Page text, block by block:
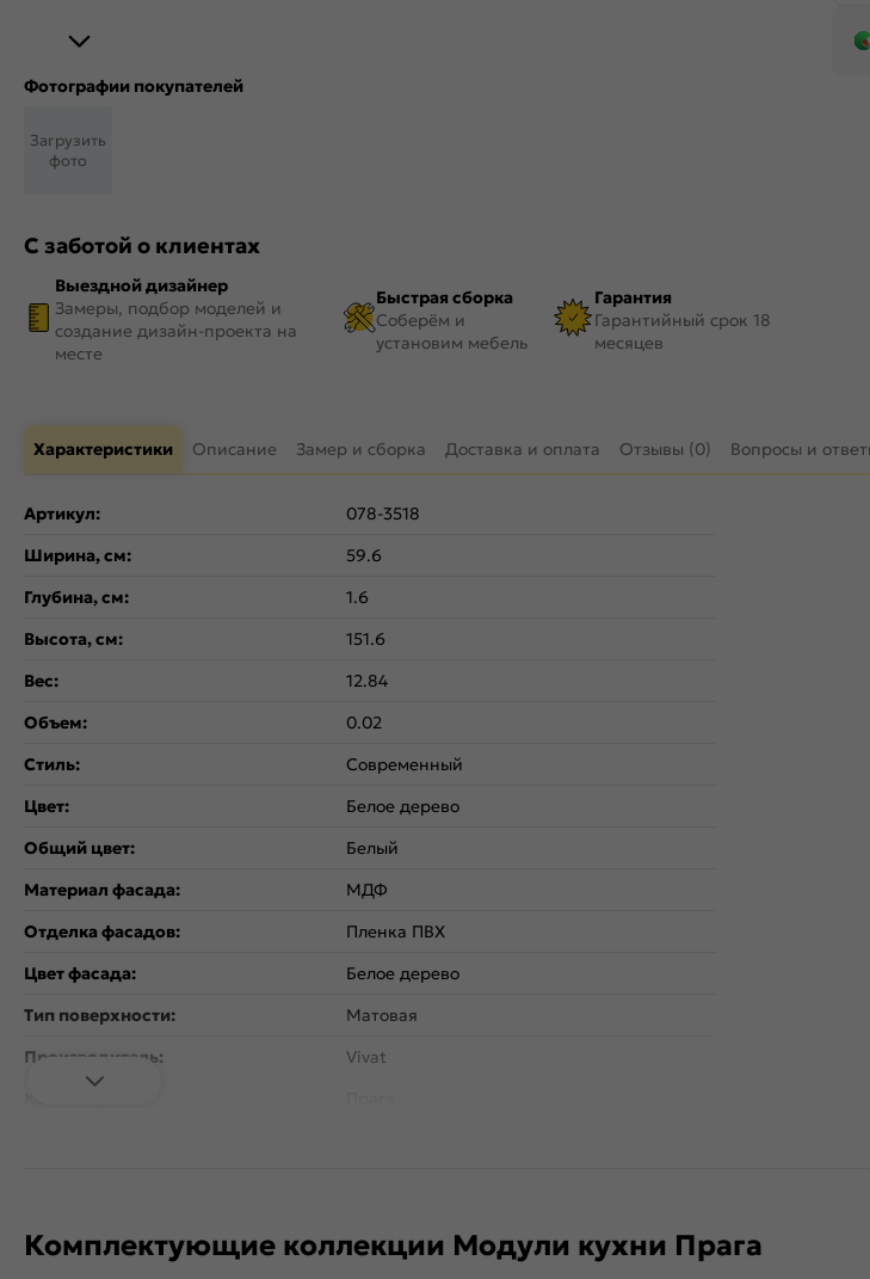
Фотографии покупателей
Загрузить
фото
С заботой о клиентах
Выездной дизайнер
Замеры, подбор моделей и
создание дизайн-проекта на
месте
Быстрая сборка
Соберём и
установим мебель
Гарантия
Гарантийный срок 18
месяцев
Характеристики Описание Замер и сборка Доставка и оплата Отзывы (0) Вопросы и
Артикул:
078-3518
Ширина, см:
59.6
Глубина, см:
1.6
Высота, см:
151.6
Вес:
12.84
Объем:
0.02
Стиль:
Современный
Цвет:
Белое дерево
Общий цвет:
Белый
Материал фасада:
МДФ
Отделка фасадов:
Пленка ПВХ
Цвет фасада:
Белое дерево
Тип поверхности:
Матовая
Производитель:
Vivat
Комплектующие коллекции Модули кухни Прага